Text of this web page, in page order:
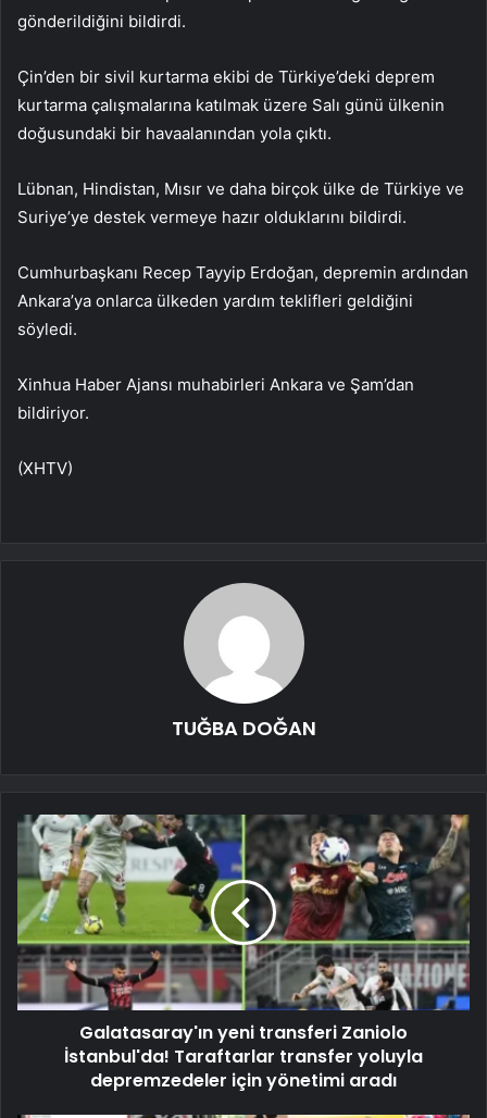
gönderildiğini bildirdi.
Çin’den bir sivil kurtarma ekibi de Türkiye’deki deprem
kurtarma çalışmalarına katılmak üzere Salı günü ülkenin
doğusundaki bir havaalanından yola çıktı.
Lübnan, Hindistan, Mısır ve daha birçok ülke de Türkiye ve
Suriye’ye destek vermeye hazır olduklarını bildirdi.
Cumhurbaşkanı Recep Tayyip Erdoğan, depremin ardından
Ankara’ya onlarca ülkeden yardım teklifleri geldiğini
söyledi.
Xinhua Haber Ajansı muhabirleri Ankara ve Şam’dan
bildiriyor.
(XHTV)
TUĞBA DOĞAN
Galatasaray'ın yeni transferi Zaniolo
İstanbul'da! Taraftarlar transfer yoluyla
depremzedeler için yönetimi aradı